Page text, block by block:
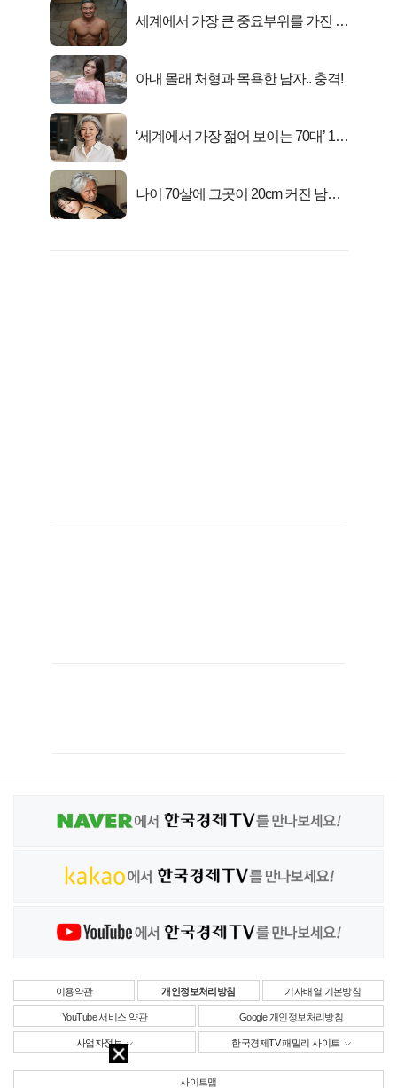
세계에서 가장 큰 중요부위를 가진 남
아내 몰래 처형과 목욕한 남자.. 충격!
‘세계에서 가장 젊어 보이는 70대’ 1위
나이 70살에 그곳이 20cm 커진 남자..
이용약관 개인정보처리방침 기사배열 기본방침
YouTube 서비스 약관 Google 개인정보처리방침
사업자정보 한국경제TV 패밀리 사이트
사이트맵